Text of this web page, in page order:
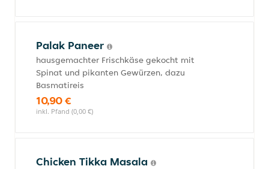
Palak Paneer
hausgemachter Frischkäse gekocht mit
Spinat und pikanten Gewürzen, dazu
Basmatireis
10,90 €
inkl. Pfand (0,00 €)
Chicken Tikka Masala